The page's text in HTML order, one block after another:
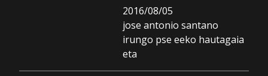
2016/08/05
jose antonio santano
irungo pse eeko hautagaia
eta